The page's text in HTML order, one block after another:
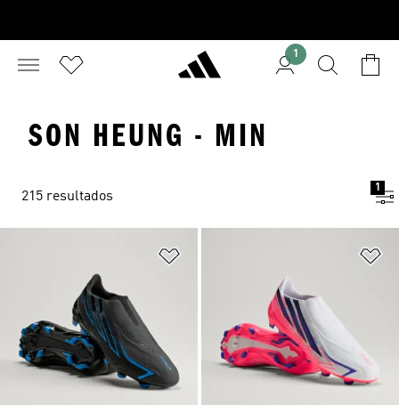
1
SON HEUNG - MIN
215 resultados
1